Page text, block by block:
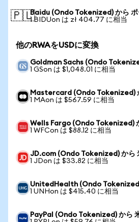
🇵🇱Baidu (Ondo Tokenized) から ポ
1 BIDUon は zł 404.77 に相当
他のRWAをUSDに変換
Goldman Sachs (Ondo
1 GSon は $1,048.01 に相当
Mastercard (Ondo Tokenized)
1 MAon は $567.59 に相当
Wells Fargo (Ondo Tokenized)
1 WFCon は $88.12 に相当
JD.com (Ondo Tokenized) から
1 JDon は $33.82 に相当
UnitedHealth (Ondo
1 UNHon は $415.40 に相当
PayPal (Ondo Tokenized) から